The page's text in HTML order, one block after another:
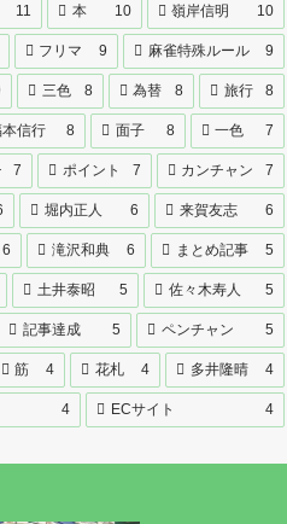
11 本 10 嶺岸信明 10
フリマ 9 麻雀特殊ルール 9
三色 8 為替 8 旅行 8
信行 8 面子 8 一色 7
7 ポイント 7 カンチャン 7
堀内正人 6 来賀友志 6
6 滝沢和典 6 まとめ記事 5
土井泰昭 5 佐々木寿人 5
記事達成 5 ペンチャン 5
筋 4 花札 4 多井隆晴 4
4 ECサイト 4